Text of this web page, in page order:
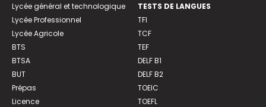
Lycée général et technologique
Lycée Professionnel
Lycée Agricole
BTS
BTSA
BUT
Prépas
Licence
TESTS DE LANGUES
TFI
TCF
TEF
DELF B1
DELF B2
TOEIC
TOEFL